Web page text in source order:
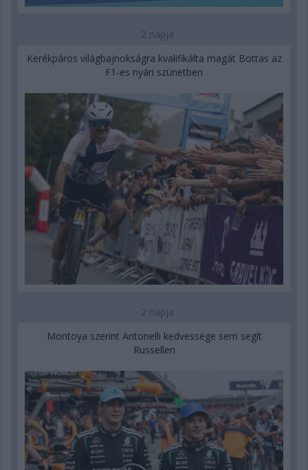
2 napja
Kerékpáros világbajnokságra kvalifikálta magát Bottas az
F1-es nyári szünetben
2 napja
Montoya szerint Antonelli kedvessége sem segít
Russellen